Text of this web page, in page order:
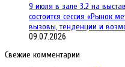
9 июля в зале 3.2 на
состоится сессия «Рынок
вызовы, тенденции и
09.07.2026
Свежие комментарии